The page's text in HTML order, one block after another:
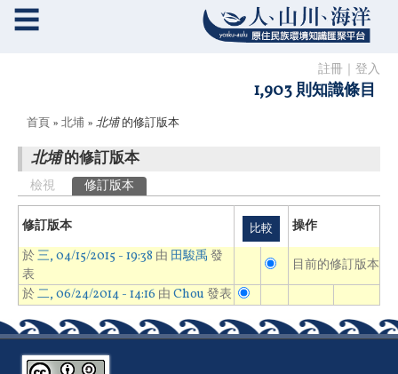
註冊 登入
1,903 則知識條目
☰
您在這裡
首頁 » 北埔 » 北埔的修訂版本
北埔的修訂版本
主要索引標籤
檢視 修訂版本
修訂版本
操作
於三, 04/15/2015 - 19:38 由 田駿禹 發
表
目前的修訂版本
於二, 06/24/2014 - 14:16 由 Chou 發表